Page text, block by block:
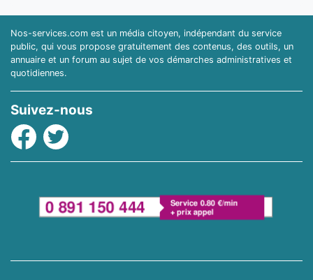
Nos-services.com est un média citoyen, indépendant du service
public, qui vous propose gratuitement des contenus, des outils, un
annuaire et un forum au sujet de vos démarches administratives et
quotidiennes.
Suivez-nous
Facebook
Twitter